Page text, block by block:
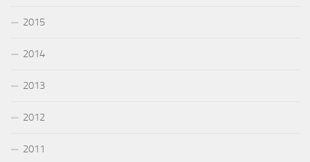
2015
2014
2013
2012
2011